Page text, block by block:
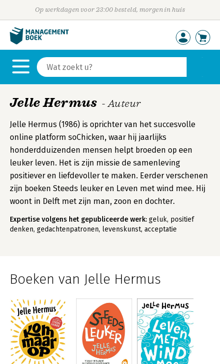
Op werkdagen voor 23:00 besteld, morgen in huis
Jelle Hermus - Auteur
Jelle Hermus (1986) is oprichter van het succesvolle
online platform soChicken, waar hij jaarlijks
honderdduizenden mensen helpt broeden op een
leuker leven. Het is zijn missie de samenleving
positiever en liefdevoller te maken. Eerder verschenen
zijn boeken Steeds leuker en Leven met wind mee. Hij
woont in Delft met zijn man, zoon en dochter.
Expertise volgens het gepubliceerde werk: geluk, positief
denken, gedachtenpatronen, levenskunst, acceptatie
Boeken van Jelle Hermus